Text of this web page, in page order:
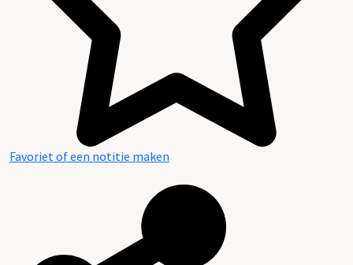
Favoriet of een notitie maken